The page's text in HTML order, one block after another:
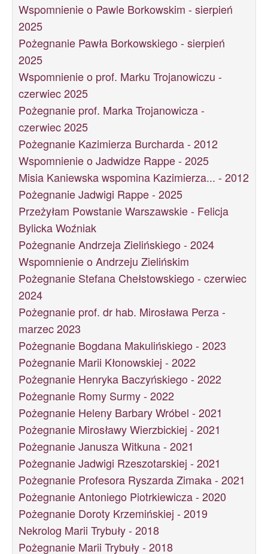
Wspomnienie o Pawle Borkowskim - sierpień
2025
Pożegnanie Pawła Borkowskiego - sierpień
2025
Wspomnienie o prof. Marku Trojanowiczu -
czerwiec 2025
Pożegnanie prof. Marka Trojanowicza -
czerwiec 2025
Pożegnanie Kazimierza Burcharda - 2012
Wspomnienie o Jadwidze Rappe - 2025
Misia Kaniewska wspomina Kazimierza... - 2012
Pożegnanie Jadwigi Rappe - 2025
Przeżyłam Powstanie Warszawskie - Felicja
Bylicka Woźniak
Pożegnanie Andrzeja Zielińskiego - 2024
Wspomnienie o Andrzeju Zielińskim
Pożegnanie Stefana Chełstowskiego - czerwiec
2024
Pożegnanie prof. dr hab. Mirosława Perza -
marzec 2023
Pożegnanie Bogdana Makulińskiego - 2023
Pożegnanie Marii Kłonowskiej - 2022
Pożegnanie Henryka Baczyńskiego - 2022
Pożegnanie Romy Surmy - 2022
Pożegnanie Heleny Barbary Wróbel - 2021
Pożegnanie Mirosławy Wierzbickiej - 2021
Pożegnanie Janusza Witkuna - 2021
Pożegnanie Jadwigi Rzeszotarskiej - 2021
Pożegnanie Profesora Ryszarda Zimaka - 2021
Pożegnanie Antoniego Piotrkiewicza - 2020
Pożegnanie Doroty Krzemińskiej - 2019
Nekrolog Marii Trybuły - 2018
Pożegnanie Marii Trybuły - 2018